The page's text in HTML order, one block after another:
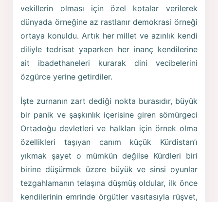
vekillerin olması için özel kotalar verilerek
dünyada örneğine az rastlanır demokrasi örneği
ortaya konuldu. Artık her millet ve azınlık kendi
diliyle tedrisat yaparken her inanç kendilerine
ait ibadethaneleri kurarak dini vecibelerini
özgürce yerine getirdiler.
İşte zurnanın zart dediği nokta burasıdır, büyük
bir panik ve şaşkınlık içerisine giren sömürgeci
Ortadoğu devletleri ve halkları için örnek olma
özellikleri taşıyan canım küçük Kürdistan’ı
yıkmak şayet o mümkün değilse Kürdleri biri
birine düşürmek üzere büyük ve sinsi oyunlar
tezgahlamanın telaşına düşmüş oldular, ilk önce
kendilerinin emrinde örgütler vasıtasıyla rüşvet,